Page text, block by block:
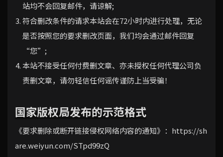
站均不会回复邮件，请谅解;
符合删改条件的请求本站会在72小时内进行处理，无论
是否按照您的要求删改页面，我们均会通过邮件回复
“您”;
本站不接受任何付费删文章、亦未授权任何代理公司负
责删文章，请勿轻信任何谣传谨防上当受骗！
国家版权局发布的示范格式
《要求删除或断开链接侵权网络内容的通知》： https://sh
are.weiyun.com/STpd99zQ